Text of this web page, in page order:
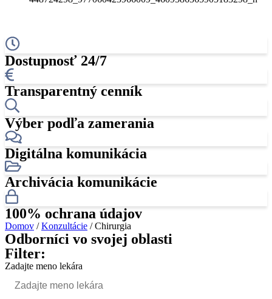
Dostupnosť 24/7
Transparentný cenník
Výber podľa zamerania
Digitálna komunikácia
Archivácia komunikácie
100% ochrana údajov
Domov /Konzultácie / Chirurgia
Odborníci vo svojej oblasti
Filter:
Zadajte meno lekára